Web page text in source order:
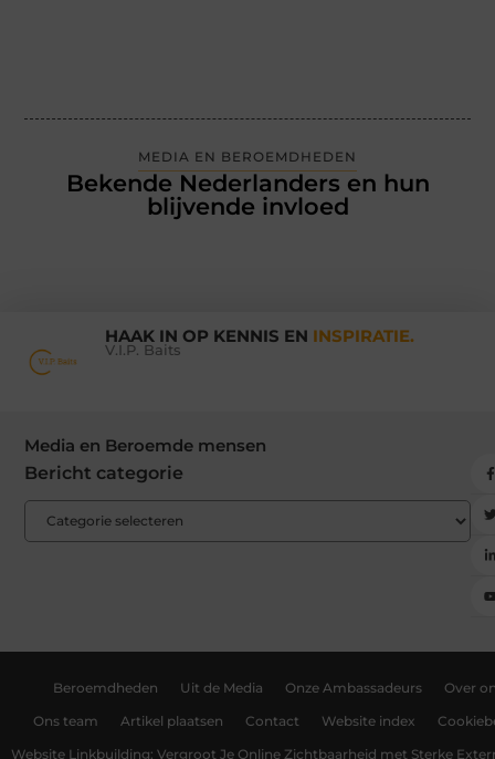
MEDIA EN BEROEMDHEDEN
Bekende Nederlanders en hun
blijvende invloed
HAAK IN OP KENNIS EN INSPIRATIE.
V.I.P. Baits
Media en Beroemde mensen
Bericht categorie
Beroemdheden Uit de Media Onze Ambassadeurs Over
Ons team Artikel plaatsen Contact Website index
Website Linkbuilding: Vergroot Je Online Zichtbaarheid met Sterke